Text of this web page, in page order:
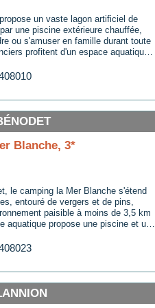
un vaste lagon artificiel de
une piscine extérieure chauffée,
ou s'amuser en famille durant toute
profitent d'un espace aquatique
de la plage.Les
incluent une aire de jeux pour
ainsi que des services
laverie et une connexion WiFi (avec
pour répondre à vos besoins
tandis qu'un service de dépôt de
est disponible sur place. Des
le camping à la plage d'avril à
déplacements dans la région.
Blanche, 3*
le camping la Mer Blanche s'étend
entouré de vergers et de pins,
paisible à moins de 3,5 km
aquatique propose une piscine et une
et chauffées, découvrables selon la
toboggans pour les amateurs de
animateurs organisent de
pour toute la famille. Un club enfants
Finistère, ne manquez pas